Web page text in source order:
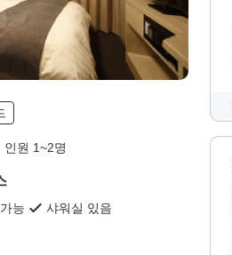
인원 1~2명
능 샤워실 있음